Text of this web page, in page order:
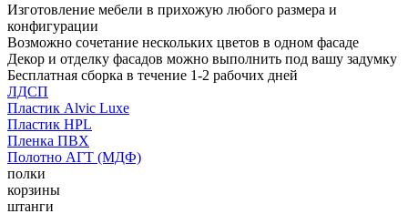
Изготовление мебели в прихожую любого размера и
конфигурации
Возможно сочетание нескольких цветов в одном фасаде
Декор и отделку фасадов можно выполнить под вашу задумку
Бесплатная сборка в течение 1-2 рабочих дней
ЛДСП
Пластик Alvic Luxe
Пластик HPL
Пленка ПВХ
Полотно АГТ (МДФ)
полки
корзины
штанги